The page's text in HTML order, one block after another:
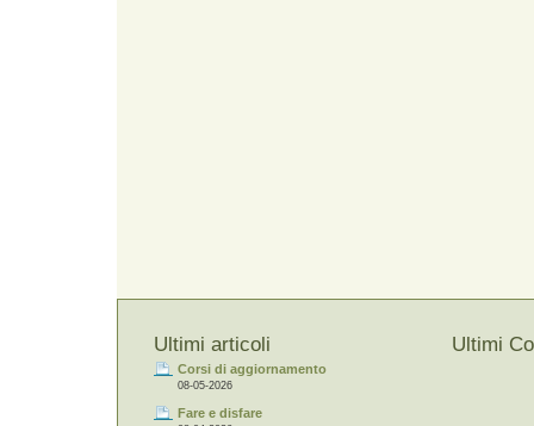
Ultimi articoli
Corsi di aggiornamento
08-05-2026
Fare e disfare
Ultimi